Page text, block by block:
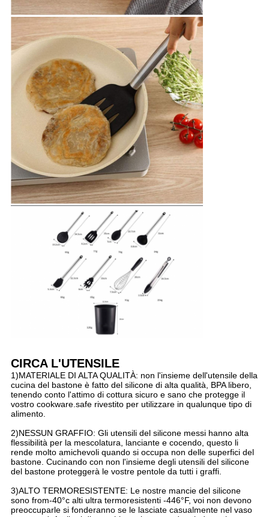
CIRCA L'UTENSILE
1)MATERIALE DI ALTA QUALITÀ: non l'insieme dell'utensile della
cucina del bastone è fatto del silicone di alta qualità, BPA libero,
tenendo conto l'attimo di cottura sicuro e sano che protegge il
vostro cookware.safe rivestito per utilizzare in qualunque tipo di
alimento.
2)NESSUN GRAFFIO: Gli utensili del silicone messi hanno alta
flessibilità per la mescolatura, lanciante e cocendo, questo li
rende molto amichevoli quando si occupa non delle superfici del
bastone. Cucinando con non l'insieme degli utensili del silicone
del bastone proteggerà le vostre pentole da tutti i graffi.
3)ALTO TERMORESISTENTE: Le nostre mancie del silicone
sono from-40°c alti ultra termoresistenti -446°F, voi non devono
preoccuparle si fonderanno se le lasciate casualmente nel vaso